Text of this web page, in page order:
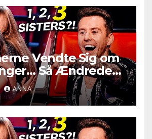
Vendte Sig om
Så Ændrede
**
ANNA